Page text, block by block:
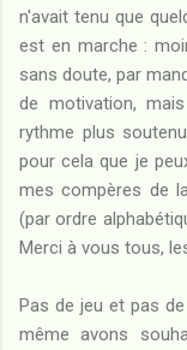
n'avait tenu que
est en marche :
sans doute, par
de motivation,
rythme plus
pour cela que je
mes compères de
(par ordre
Merci à vous tous,
Pas de jeu et pas
même avons